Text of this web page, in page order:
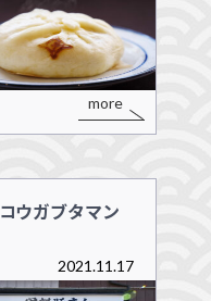
more
コウガブタマン
2021.11.17